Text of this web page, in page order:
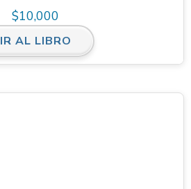
$10,000
IR AL LIBRO